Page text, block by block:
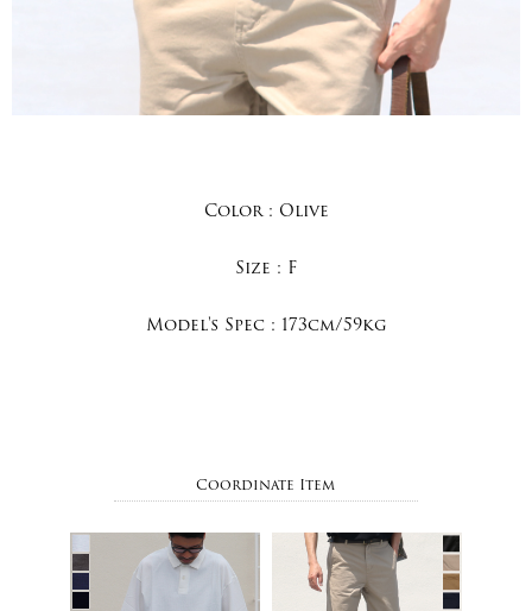
Color : Olive
Size : F
Model's Spec : 173cm/59kg
Coordinate Item